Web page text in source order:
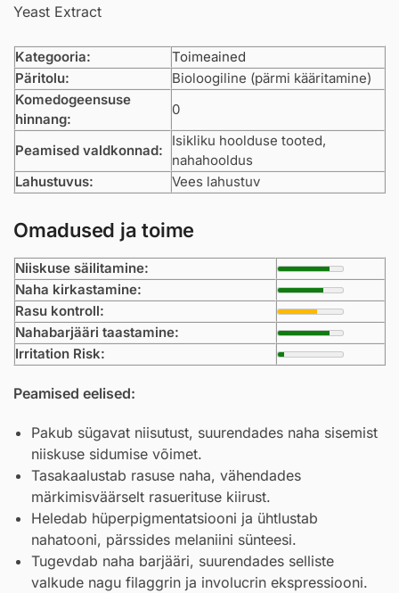
Yeast Extract
Kategooria:
Toimeained
Päritolu:
Bioloogiline (pärmi kääritamine)
Komedogeensuse
hinnang:
0
Peamised valdkonnad:
Isikliku hoolduse tooted,
nahahooldus
Lahustuvus:
Vees lahustuv
Omadused ja toime
Niiskuse säilitamine:
Naha kirkastamine:
Rasu kontroll:
Nahabarjääri taastamine:
Irritation Risk:
Peamised eelised:
Pakub sügavat niisutust, suurendades naha sisemist
niiskuse sidumise võimet.
Tasakaalustab rasuse naha, vähendades
märkimisväärselt rasuerituse kiirust.
Heledab hüperpigmentatsiooni ja ühtlustab
nahatooni, pärssides melaniini sünteesi.
Tugevdab naha barjääri, suurendades selliste
valkude nagu filaggrin ja involucrin ekspressiooni.